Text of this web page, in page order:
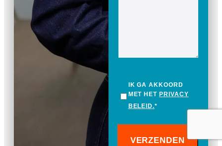
IK GA AKKOORD
MET HETPRIVACY
BELEID.*